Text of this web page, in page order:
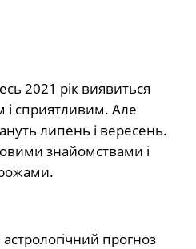
2021 рік виявиться
і сприятливим. Але
липень і вересень.
знайомствами і
прогноз